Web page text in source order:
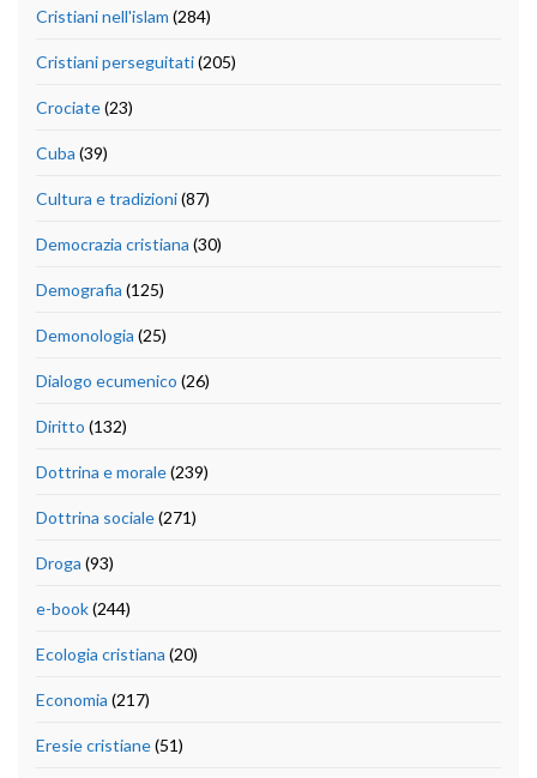
Cristiani nell'islam (284)
Cristiani perseguitati(205)
Crociate(23)
Cuba (39)
Cultura e tradizioni(87)
Democrazia cristiana (30)
Demografia (125)
Demonologia (25)
Dialogo ecumenico (26)
Diritto (132)
Dottrina e morale(239)
Dottrina sociale(271)
Droga (93)
e-book(244)
Ecologia cristiana (20)
Economia (217)
Eresie cristiane(51)